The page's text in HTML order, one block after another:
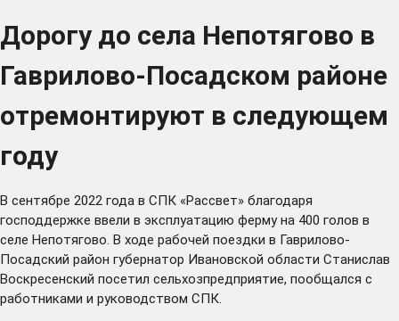
Дорогу до села Непотягово в
Гаврилово-Посадском районе
отремонтируют в следующем
году
В сентябре 2022 года в СПК «Рассвет» благодаря
господдержке ввели в эксплуатацию ферму на 400 голов в
селе Непотягово. В ходе рабочей поездки в Гаврилово-
Посадский район губернатор Ивановской области Станислав
Воскресенский посетил сельхозпредприятие, пообщался с
работниками и руководством СПК.